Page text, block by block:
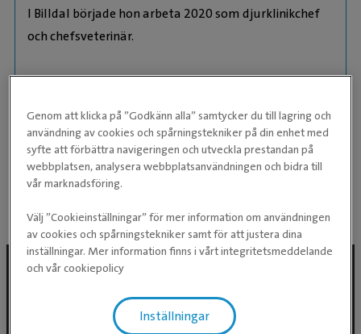
I Billdal började hon arbeta 2020 som djurklinikchef
och chefsveterinär.
Sandra brinner för djurvård, att upprätthålla en hög
få bästa möjliga vård. Hon har ett stort intresse för
internmedicinska utredningar och mjukdelskirurgi.
Hemma finns make, två barn och katten Inka.
Följ oss i sociala medier
Genom att klicka på ”Godkänn alla” samtycker du till lagring och
användning av cookies och spårningstekniker på din enhet med
syfte att förbättra navigeringen och utveckla prestandan på
webbplatsen, analysera webbplatsanvändningen och bidra till
vår marknadsföring.
Välj ”Cookieinställningar” för mer information om användningen
av cookies och spårningstekniker samt för att justera dina
inställningar. Mer information finns i vårt integritetsmeddelande
och vår cookiepolicy
Inställningar